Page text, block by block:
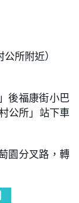
所附近）
後福康街小巴
公所」站下車
園分叉路，轉